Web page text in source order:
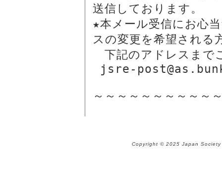
送信しております。
★本メール受信にお心
スの変更を希望される
下記のアドレスまで
～～～～～～～～～～
Copyright © 2025 Japan